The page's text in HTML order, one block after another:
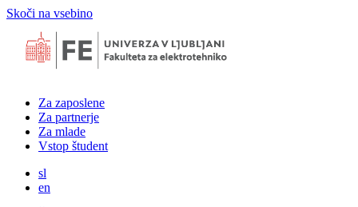
Skoči na vsebino
Za zaposlene
Za partnerje
Za mlade
Vstop študent
sl
en